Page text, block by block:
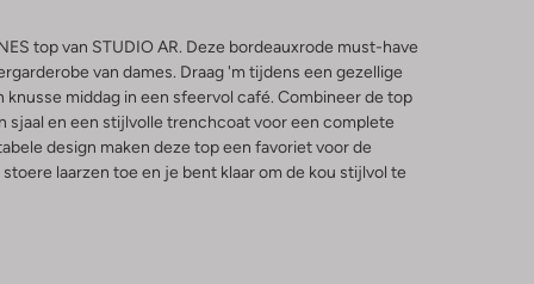
top van STUDIO AR. Deze bordeauxrode must-have
van dames. Draag 'm tijdens een gezellige
knusse middag in een sfeervol café. Combineer de top
sjaal en een stijlvolle trenchcoat voor een complete
design maken deze top een favoriet voor de
laarzen toe en je bent klaar om de kou stijlvol te